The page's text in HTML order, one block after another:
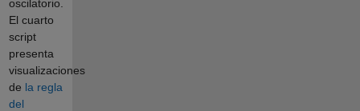
oscilatorio.
El cuarto
script
presenta
visualizaciones
de la regla
del